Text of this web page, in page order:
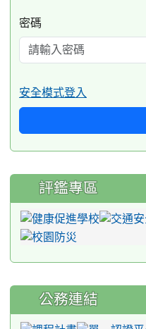
密碼
安全模式登入
評鑑專區
公務連結